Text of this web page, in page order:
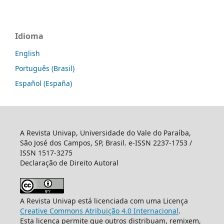
Idioma
English
Português (Brasil)
Español (España)
A Revista Univap, Universidade do Vale do Paraíba,
São José dos Campos, SP, Brasil. e-ISSN 2237-1753 /
ISSN 1517-3275
Declaração de Direito Autoral
A Revista Univap está licenciada com uma Licença
Creative Commons Atribuição 4.0 Internacional.
Esta licença permite que outros distribuam, remixem,